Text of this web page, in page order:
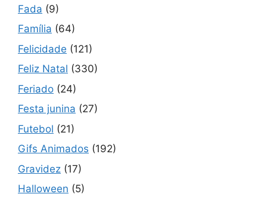
Fada (9)
Família (64)
Felicidade (121)
Feliz Natal (330)
Feriado (24)
Festa junina (27)
Futebol (21)
Gifs Animados (192)
Gravidez (17)
Halloween (5)